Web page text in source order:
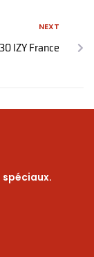
NEXT
IZY France
spéciaux.